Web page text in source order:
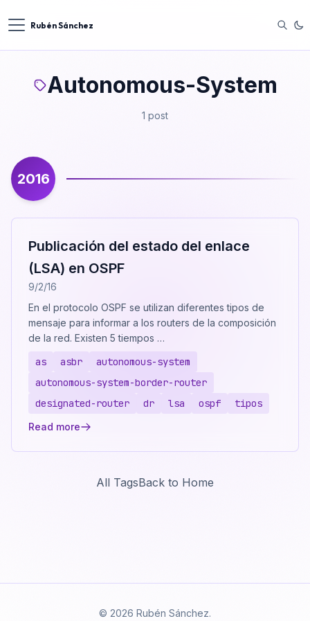
Rubén Sánchez
Autonomous-System
1 post
2016
Publicación del estado del enlace
(LSA) en OSPF
9/2/16
En el protocolo OSPF se utilizan diferentes tipos de
mensaje para informar a los routers de la composición
de la red. Existen 5 tiempos …
as asbr
autonomous-system
autonomous-system-border-router
designated-router
dr lsa ospf tipos
Read more
All TagsBack to Home
© 2026 Rubén Sánchez.